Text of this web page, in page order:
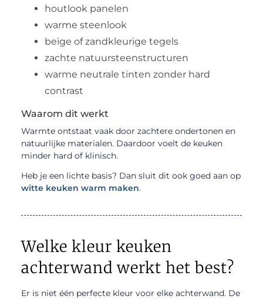
houtlook panelen
warme steenlook
beige of zandkleurige tegels
zachte natuursteenstructuren
warme neutrale tinten zonder hard
contrast
Waarom dit werkt
Warmte ontstaat vaak door zachtere ondertonen en
natuurlijke materialen. Daardoor voelt de keuken
minder hard of klinisch.
Heb je een lichte basis? Dan sluit dit ook goed aan op
witte keuken warm maken.
Welke kleur keuken
achterwand werkt het best?
Er is niet één perfecte kleur voor elke achterwand. De